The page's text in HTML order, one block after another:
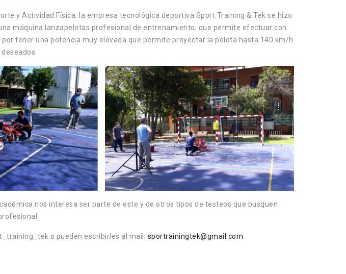
y Actividad Física, la empresa tecnológica deportiva Sport Training & Tek se hizo
máquina lanzapelotas profesional de entrenamiento, que permite efectuar con
tener una potencia muy elevada que permite proyectar la pelota hasta 140 km/h
nos interesa ser parte de este y de otros tipos de testeos que busquen
o pueden escribirles al mail; sportrainingtek@gmail.com